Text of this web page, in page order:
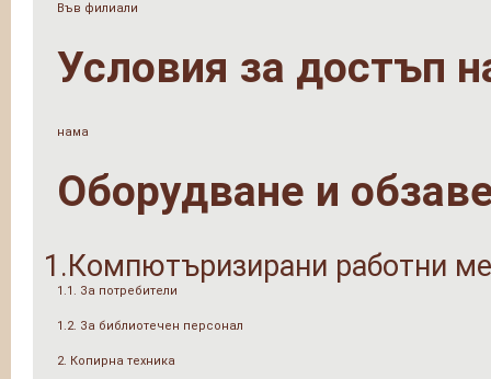
Във филиали
Условия за достъп
нама
Оборудване и
1.Компютъризирани работни
1.1. За потребители
1.2. За библиотечен персонал
2. Копирна техника